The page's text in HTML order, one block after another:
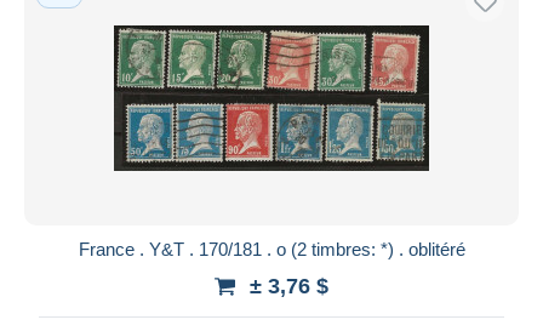
France . Y&T . 170/181 . o (2 timbres: *) . oblitéré
± 3,76 $